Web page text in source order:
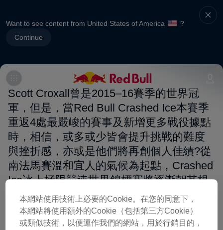
Want to see content from United States of America
?
Continue
Scott Croxall曾是2015–16賽季的世界冠
軍，但是，當Red Bull Crashed Ice本賽季
重返4處最嚴峻的賽事及新增更多戰役據點
時，相信，或多或少皆會提升挑戰的難度
與挫折感，亦或是他們將再創個人佳績?從
南法馬賽溫和宜人的氣候為起點，Crashed
Ice冰上極限競速世界錦標賽將逐漸朝其根
源地北極圈慢慢挺進，而今年唯一天然冰
上賽道即在芬蘭的韋斯屈萊
(Jyväskylä/Laajis)隆重舉行。 更多相關訊
本網站使用技術上必要的Cookie。在您的同意下，
本網站將使用額外的Cookie（包括第三方Cookie）
或類似技術，以便運作我們的網站，用於行銷目的，